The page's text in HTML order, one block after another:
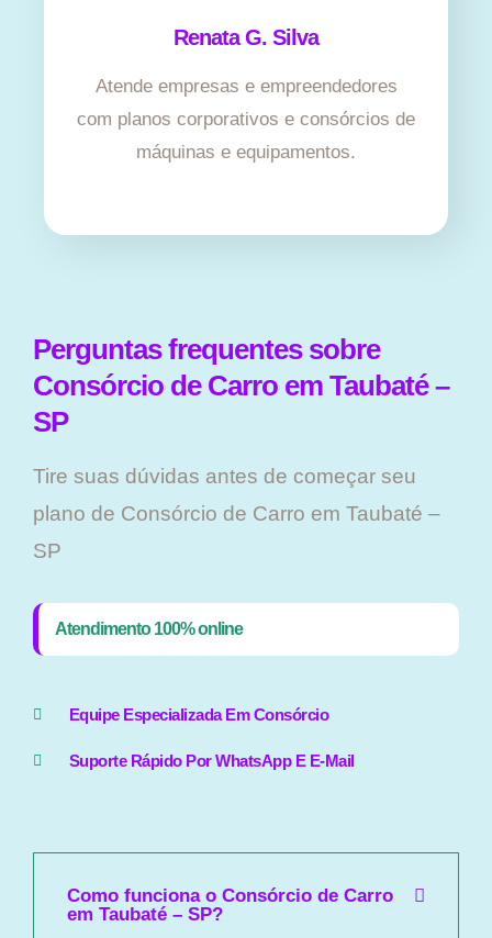
Renata G. Silva
Atende empresas e empreendedores
com planos corporativos e consórcios de
máquinas e equipamentos.
Perguntas frequentes sobre
Consórcio de Carro em Taubaté –
SP
Tire suas dúvidas antes de começar seu
plano ​de Consórcio de Carro em Taubaté –
SP
Atendimento 100% online
Equipe Especializada Em Consórcio
Suporte Rápido Por WhatsApp E E-Mail
Como funciona o Consórcio de Carro
em Taubaté – SP?